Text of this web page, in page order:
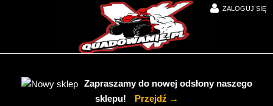
ZALOGUJ SIĘ
Zapraszamy do nowej odsłony naszego
sklepu!
Przejdź →